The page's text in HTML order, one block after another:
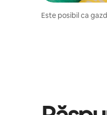
Este posibil ca